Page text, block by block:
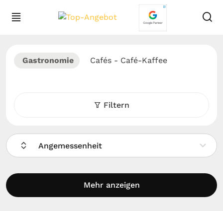
Gastronomie Cafés - Café-Kaffee
Filtern
Angemessenheit
Mehr anzeigen